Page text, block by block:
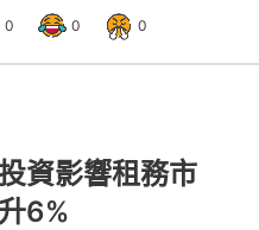
0 0 0
資影響租務市
6%